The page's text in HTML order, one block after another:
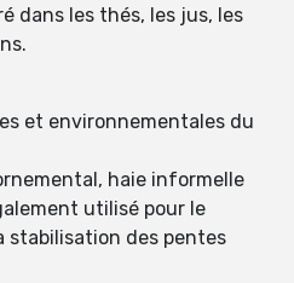
dans les thés, les jus, les
et environnementales du
haie informelle
utilisé pour le
stabilisation des pentes